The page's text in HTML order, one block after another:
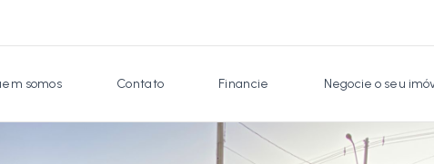
somos Contato Financie Negocie o seu